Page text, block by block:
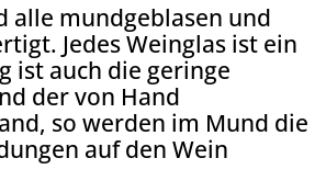
alle mundgeblasen und
Jedes Weinglas ist ein
ist auch die geringe
der von Hand
so werden im Mund die
auf den Wein